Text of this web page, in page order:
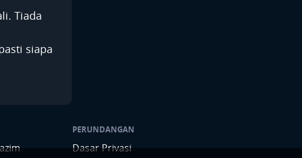
Tiada
siapa
PERUNDANGAN
Dasar Privasi